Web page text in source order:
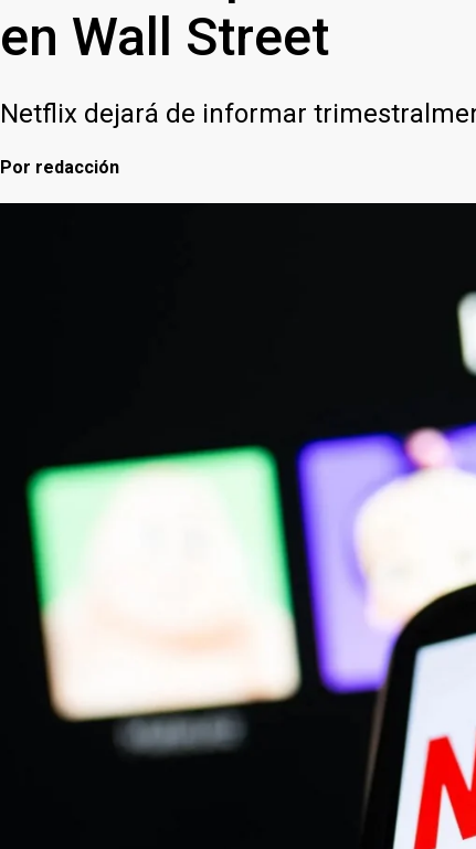
en Wall Street
Netflix dejará de informar
Por redacción